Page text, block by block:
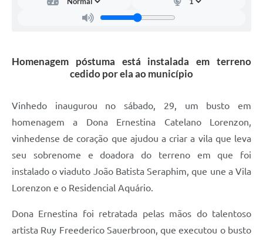
Carta de Serviços
Contas Públicas
Legislação
Links Úteis
Homenagem póstuma está instalada em terreno
cedido por ela ao município
Vinhedo inaugurou no sábado, 29, um busto em
homenagem a Dona Ernestina Catelano Lorenzon,
vinhedense de coração que ajudou a criar a vila que leva
seu sobrenome e doadora do terreno em que foi
instalado o viaduto João Batista Seraphim, que une a Vila
Lorenzon e o Residencial Aquário.
Dona Ernestina foi retratada pelas mãos do talentoso
artista Ruy Freederico Sauerbroon, que executou o busto